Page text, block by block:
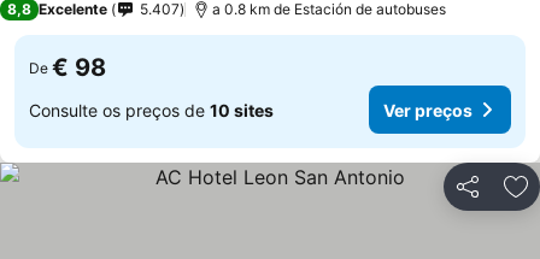
8,8 Excelente 5.407 a 0.8 km de Estación de autobuses
De € 98
Consulte os preços de 10 sites Ver preços
Partilhar